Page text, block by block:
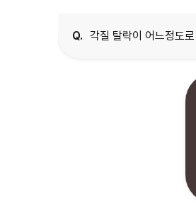
Q. 각질 탈락이 어느정도